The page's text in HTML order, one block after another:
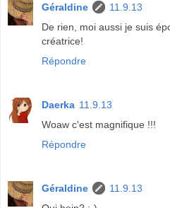
Géraldine
11.9.13
De rien, moi aussi je suis
créatrice!
Répondre
Daerka 11.9.13
Woaw c'est magnifique !!!
Répondre
Géraldine
11.9.13